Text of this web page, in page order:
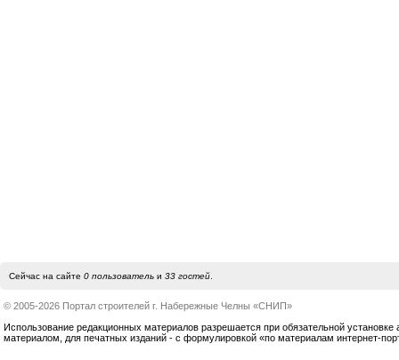
Сейчас на сайте 0 пользовательи 33 гостей.
© 2005-2026 Портал строителей г. Набережные Челны «СНИП»
Использование редакционных материалов разрешается при обязательной установке
материалом, для печатных изданий - с формулировкой «по материалам интернет-